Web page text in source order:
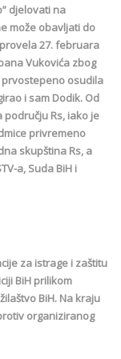
djelovati na
može obavljati do
27. februara
Vukovića zbog
prvostepeno osudila
i sam Dodik. Od
Rs, iako je
privremeno
skupština Rs, a
a, Suda BiH i
za istrage i zaštitu
BiH prilikom
BiH. Na kraju
organiziranog